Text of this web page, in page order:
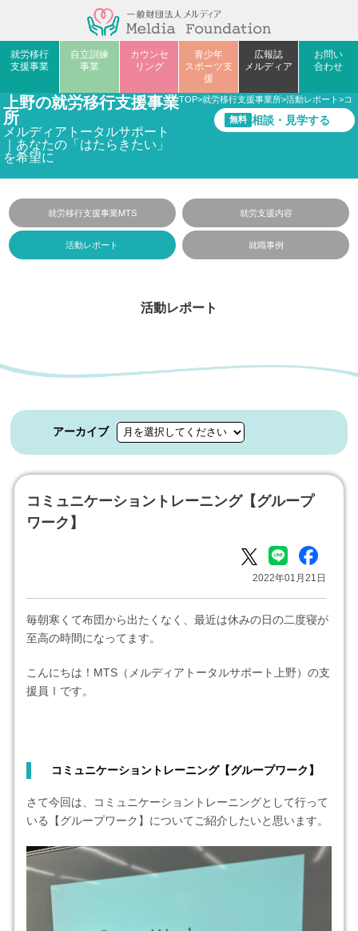
就労移行
支援事業
自立訓練
事業
カウンセ
リング
青少年
スポーツ支
援
広報誌
メルディア
お問い
合わせ
上野の就労移行支援事業
所
メルディアトータルサポート
｜あなたの「はたらきたい」
を希望に
TOP>就労移行支援事業所>活動レポート>コ
無料 相談・見学する
就労移行支援事業MTS 就労支援内容
活動レポート 就職事例
活動レポート
アーカイブ
コミュニケーショントレーニング【グループ
ワーク】
2022年01月21日
毎朝寒くて布団から出たくなく、最近は休みの日の二度寝が
至高の時間になってます。
こんにちは！MTS（メルディアトータルサポート上野）の支
援員Ⅰです。
コミュニケーショントレーニング【グループワーク】
さて今回は、コミュニケーショントレーニングとして行って
いる【グループワーク】についてご紹介したいと思います。